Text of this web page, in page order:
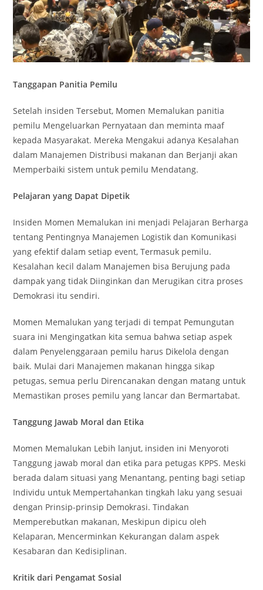
Tanggapan Panitia Pemilu
Setelah insiden Tersebut, Momen Memalukan panitia
pemilu Mengeluarkan Pernyataan dan meminta maaf
kepada Masyarakat. Mereka Mengakui adanya Kesalahan
dalam Manajemen Distribusi makanan dan Berjanji akan
Memperbaiki sistem untuk pemilu Mendatang.
Pelajaran yang Dapat Dipetik
Insiden Momen Memalukan ini menjadi Pelajaran Berharga
tentang Pentingnya Manajemen Logistik dan Komunikasi
yang efektif dalam setiap event, Termasuk pemilu.
Kesalahan kecil dalam Manajemen bisa Berujung pada
dampak yang tidak Diinginkan dan Merugikan citra proses
Demokrasi itu sendiri.
Momen Memalukan yang terjadi di tempat Pemungutan
suara ini Mengingatkan kita semua bahwa setiap aspek
dalam Penyelenggaraan pemilu harus Dikelola dengan
baik. Mulai dari Manajemen makanan hingga sikap
petugas, semua perlu Direncanakan dengan matang untuk
Memastikan proses pemilu yang lancar dan Bermartabat.
Tanggung Jawab Moral dan Etika
Momen Memalukan Lebih lanjut, insiden ini Menyoroti
Tanggung jawab moral dan etika para petugas KPPS. Meski
berada dalam situasi yang Menantang, penting bagi setiap
Individu untuk Mempertahankan tingkah laku yang sesuai
dengan Prinsip-prinsip Demokrasi. Tindakan
Memperebutkan makanan, Meskipun dipicu oleh
Kelaparan, Mencerminkan Kekurangan dalam aspek
Kesabaran dan Kedisiplinan.
Kritik dari Pengamat Sosial